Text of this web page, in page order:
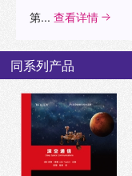
第... 查看详情
同系列产品